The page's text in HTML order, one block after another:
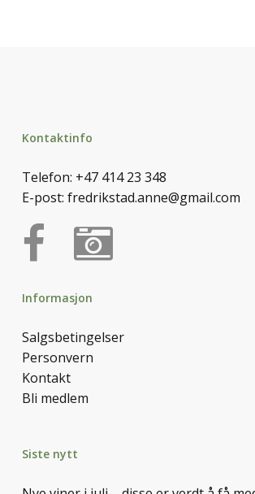
Kontaktinfo
Telefon: +47 414 23 348
E-post: fredrikstad.anne@gmail.com
Informasjon
Salgsbetingelser
Personvern
Kontakt
Bli medlem
Siste nytt